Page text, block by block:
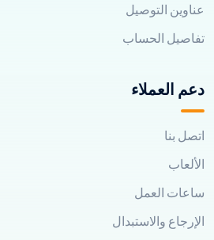
عناوين التوصيل
تفاصيل الحساب
دعم العملاء
اتصل بنا
الألعاب
ساعات العمل
الإرجاع والاستبدال